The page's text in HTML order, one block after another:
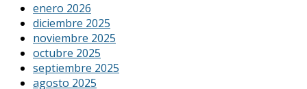
enero 2026
diciembre 2025
noviembre 2025
octubre 2025
septiembre 2025
agosto 2025